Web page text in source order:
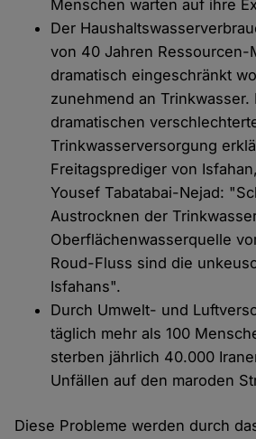
Menschen warten auf ihre
Der
von 40 Jahren Ressourcen-
dramatisch eingeschränkt
zunehmend an Trinkwasser.
dramatischen
Trinkwasserversorgung
Freitagsprediger von
Yousef Tabatabai-Nejad:
Austrocknen der
Oberflächenwasserquelle
Roud-Fluss sind die
Isfahans".
Durch Umwelt- und
täglich mehr als 100
sterben jährlich 40.000
Unfällen auf den maroden
Diese Probleme werden durch